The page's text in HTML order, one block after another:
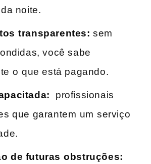
noite.
⁢transparentes: sem
‍você sabe
o ⁢que está pagando.
‌ profissionais
que garantem⁤ um ⁢serviço
de futuras ⁢obstruções: